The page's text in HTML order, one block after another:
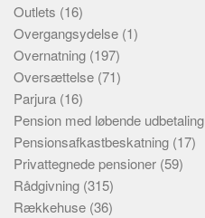
Outlets (16)
Overgangsydelse (1)
Overnatning (197)
Oversættelse (71)
Parjura (16)
Pension med løbende udbetaling
Pensionsafkastbeskatning (17)
Privattegnede pensioner (59)
Rådgivning (315)
Rækkehuse (36)